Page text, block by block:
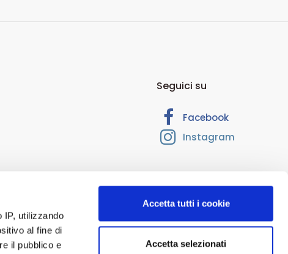
IP, utilizzando
al fine di
il pubblico e
Accetta tutti i cookie
Accetta selezionati
Seguici su
Facebook
Instagram
RM-1374205. Cap. Soc. Euro 10.000,00. Interamente versato.